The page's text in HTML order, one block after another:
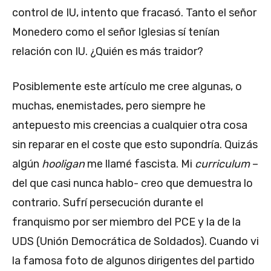
control de IU, intento que fracasó. Tanto el señor
Monedero como el señor Iglesias sí tenían
relación con IU. ¿Quién es más traidor?
Posiblemente este artículo me cree algunas, o
muchas, enemistades, pero siempre he
antepuesto mis creencias a cualquier otra cosa
sin reparar en el coste que esto supondría. Quizás
algún hooliganme llamé fascista. Mi curriculum–
del que casi nunca hablo- creo que demuestra lo
contrario. Sufrí persecución durante el
franquismo por ser miembro del PCE y la de la
UDS (Unión Democrática de Soldados). Cuando vi
la famosa foto de algunos dirigentes del partido